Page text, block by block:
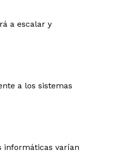
a escalar y
a los sistemas
informáticas varían